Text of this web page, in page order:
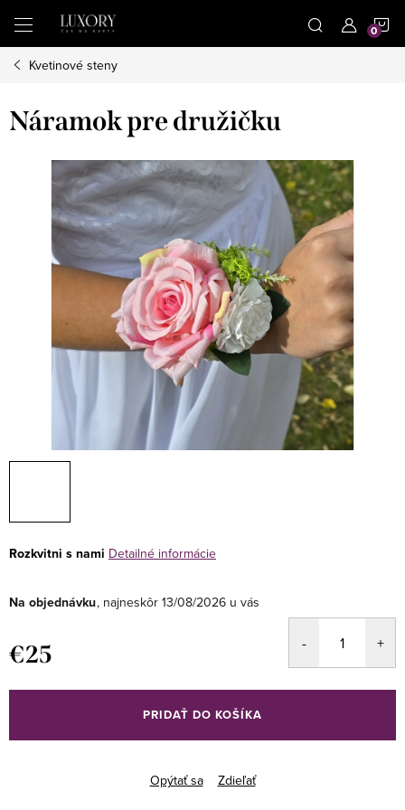
obsah
Kvetinové steny
Náramok pre družičku
Rozkvitni s nami Detailné informácie
Na objednávku 13/08/2026
€25
cena:
PRIDAŤ DO KOŠÍKA
Opýtať sa Zdieľať